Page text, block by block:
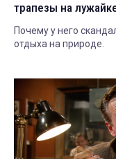
трапезы на
Почему у него
отдыха на природе.